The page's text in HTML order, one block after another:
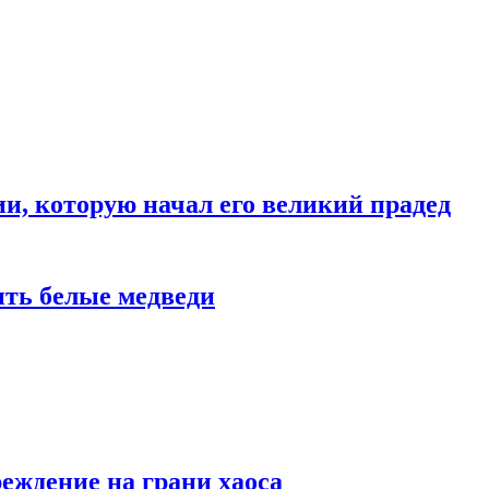
которую начал его великий прадед
белые медведи
на грани хаоса